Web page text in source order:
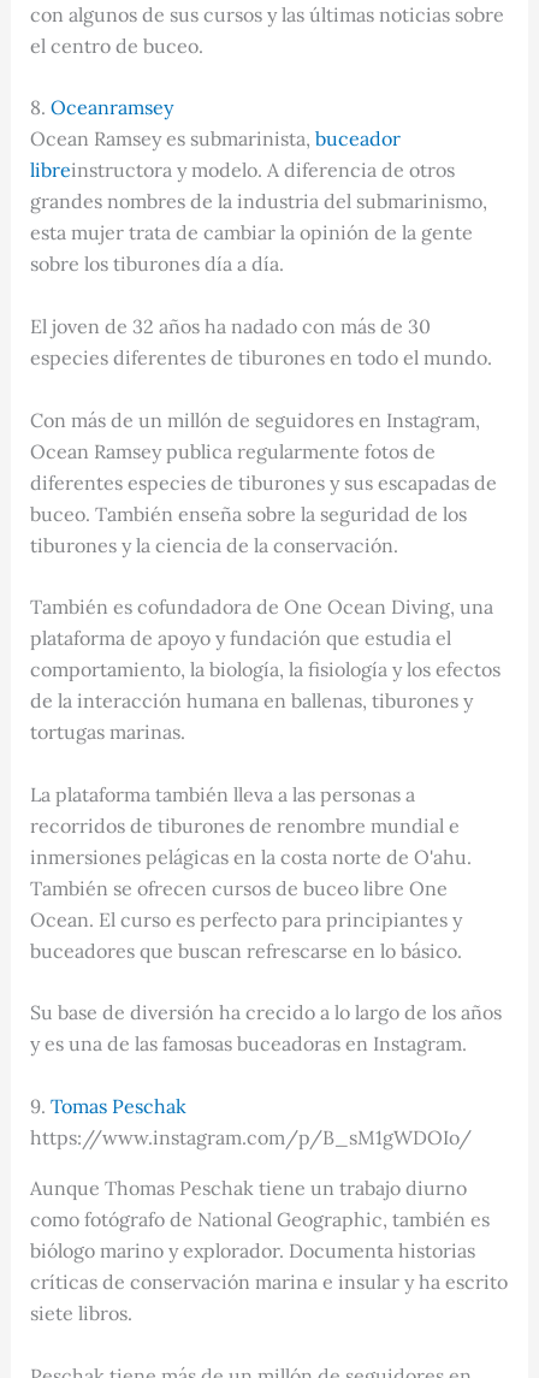
con algunos de sus cursos y las últimas noticias sobre
el centro de buceo.
8. Oceanramsey
Ocean Ramsey es submarinista, buceador
libreinstructora y modelo. A diferencia de otros
grandes nombres de la industria del submarinismo,
esta mujer trata de cambiar la opinión de la gente
sobre los tiburones día a día.
El joven de 32 años ha nadado con más de 30
especies diferentes de tiburones en todo el mundo.
Con más de un millón de seguidores en Instagram,
Ocean Ramsey publica regularmente fotos de
diferentes especies de tiburones y sus escapadas de
buceo. También enseña sobre la seguridad de los
tiburones y la ciencia de la conservación.
También es cofundadora de One Ocean Diving, una
plataforma de apoyo y fundación que estudia el
comportamiento, la biología, la fisiología y los efectos
de la interacción humana en ballenas, tiburones y
tortugas marinas.
La plataforma también lleva a las personas a
recorridos de tiburones de renombre mundial e
inmersiones pelágicas en la costa norte de O'ahu.
También se ofrecen cursos de buceo libre One
Ocean. El curso es perfecto para principiantes y
buceadores que buscan refrescarse en lo básico.
Su base de diversión ha crecido a lo largo de los años
y es una de las famosas buceadoras en Instagram.
9. Tomas Peschak
https://www.instagram.com/p/B_sM1gWDOIo/
Aunque Thomas Peschak tiene un trabajo diurno
como fotógrafo de National Geographic, también es
biólogo marino y explorador. Documenta historias
críticas de conservación marina e insular y ha escrito
siete libros.